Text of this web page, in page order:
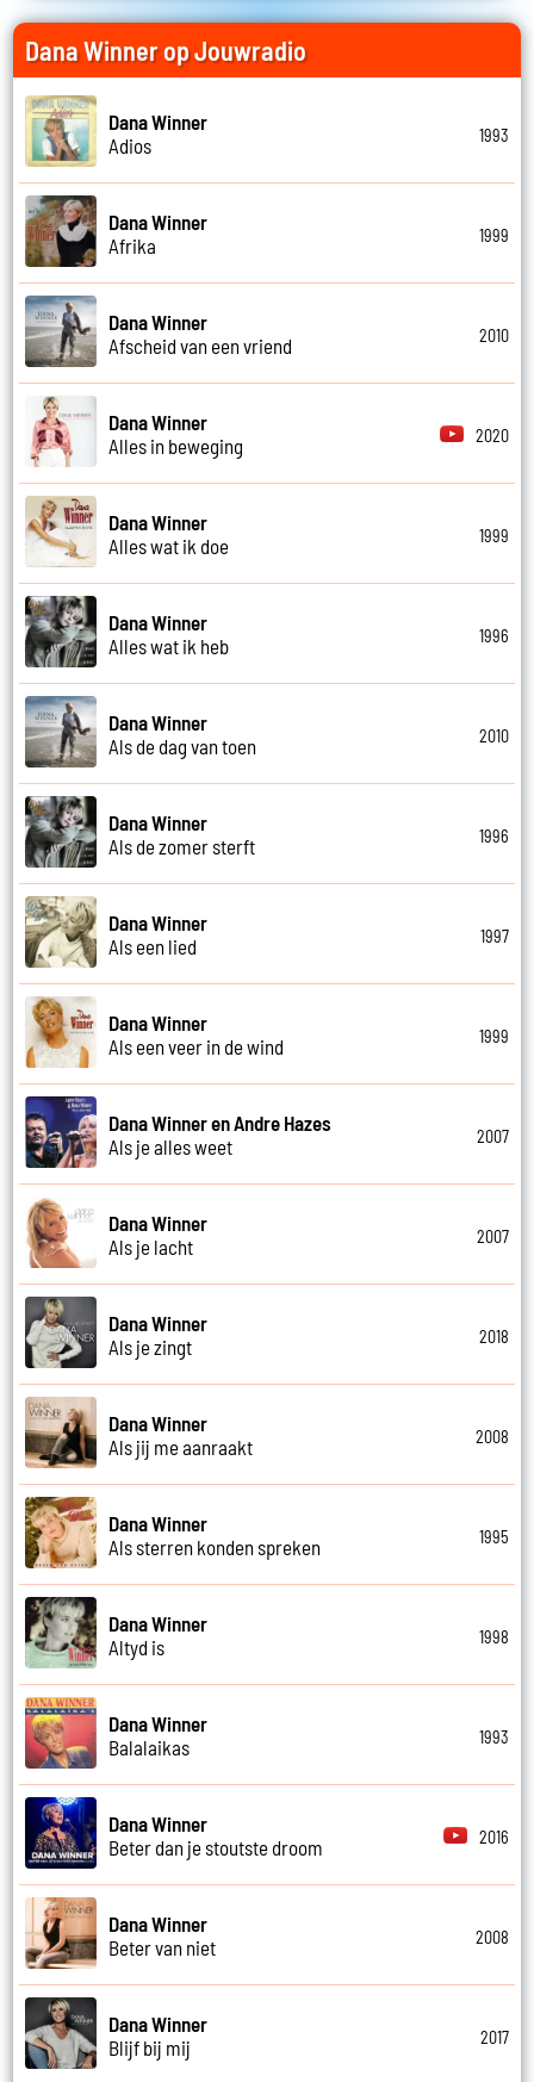
Dana Winner op Jouwradio
Dana Winner
Adios
1993
Dana Winner
Afrika
1999
Dana Winner
Afscheid van een vriend
2010
Dana Winner
Alles in beweging
2020
Dana Winner
Alles wat ik doe
1999
Dana Winner
Alles wat ik heb
1996
Dana Winner
Als de dag van toen
2010
Dana Winner
Als de zomer sterft
1996
Dana Winner
Als een lied
1997
Dana Winner
Als een veer in de wind
1999
Dana Winner en Andre Hazes
Als je alles weet
2007
Dana Winner
Als je lacht
2007
Dana Winner
Als je zingt
2018
Dana Winner
Als jij me aanraakt
2008
Dana Winner
Als sterren konden spreken
1995
Dana Winner
Altyd is
1998
Dana Winner
Balalaikas
1993
Dana Winner
Beter dan je stoutste droom
2016
Dana Winner
Beter van niet
2008
Dana Winner
Blijf bij mij
2017